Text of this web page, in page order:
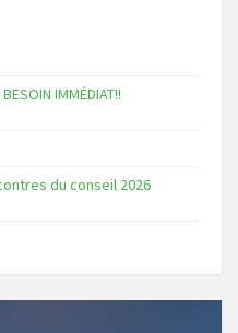
IMMÉDIAT!!
du conseil 2026